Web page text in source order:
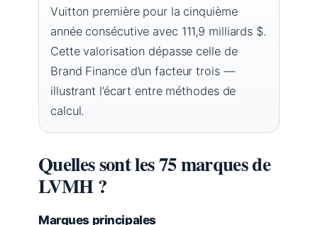
Vuitton première pour la cinquième
année consécutive avec 111,9 milliards $.
Cette valorisation dépasse celle de
Brand Finance d’un facteur trois —
illustrant l’écart entre méthodes de
calcul.
Quelles sont les 75 marques de
LVMH ?
Marques principales